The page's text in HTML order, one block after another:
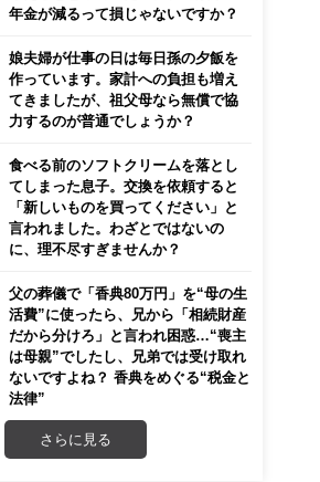
年金が減るって損じゃないですか？
娘夫婦が仕事の日は毎日孫の夕飯を
作っています。家計への負担も増え
てきましたが、祖父母なら無償で協
力するのが普通でしょうか？
食べる前のソフトクリームを落とし
てしまった息子。交換を依頼すると
「新しいものを買ってください」と
言われました。わざとではないの
に、理不尽すぎませんか？
父の葬儀で「香典80万円」を“母の生
活費”に使ったら、兄から「相続財産
だから分けろ」と言われ困惑…“喪主
は母親”でしたし、兄弟では受け取れ
ないですよね？ 香典をめぐる“税金と
法律”
さらに見る